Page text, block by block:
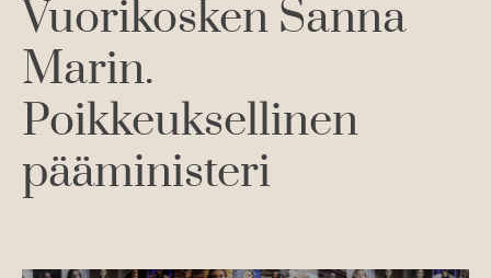
Vuorikosken Sanna
Marin.
Poikkeuksellinen
pääministeri